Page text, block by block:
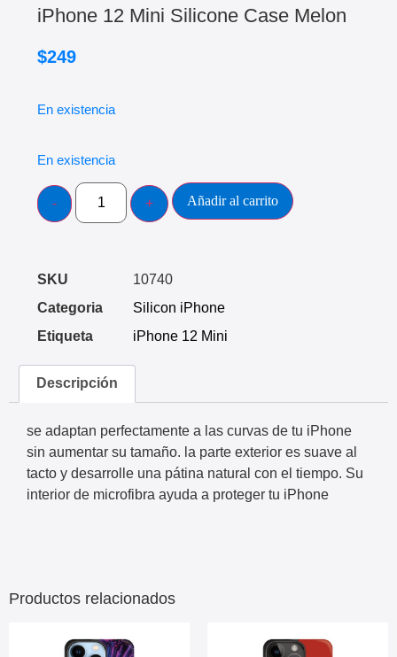
iPhone 12 Mini Silicone Case Melon
$249
En existencia
En existencia
Añadir al carrito
SKU
10740
Categoria
Silicon iPhone
Etiqueta
iPhone 12 Mini
Descripción
se adaptan perfectamente a las curvas de tu iPhone
sin aumentar su tamaño. la parte exterior es suave al
tacto y desarrolle una pátina natural con el tiempo. Su
interior de microfibra ayuda a proteger tu iPhone
Productos relacionados